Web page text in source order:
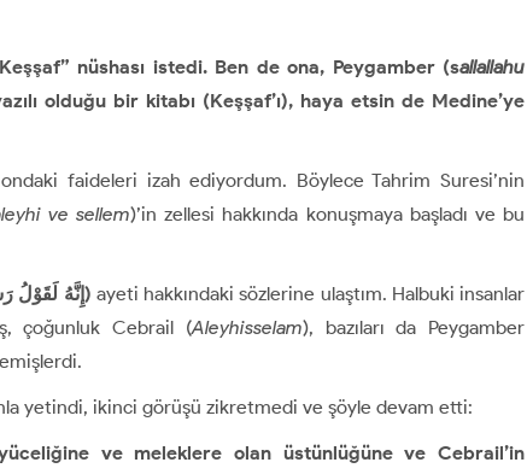
nüshası istedi. Ben de ona, Peygamber (sallallahu
olduğu bir kitabı (Keşşaf’ı), haya etsin de Medine’ye
faideleri izah ediyordum. Böylece Tahrim Suresi’nin
ve sellem)’in zellesi hakkında konuşmaya başladı ve bu
(إِنَّهُ لَقَوْلُ رَسُولٍ كَرِيمٍ) ayeti hakkındaki sözlerine ulaştım. Halbuki insanlar
çoğunluk Cebrail (Aleyhisselam), bazıları da Peygamber
yetindi, ikinci görüşü zikretmedi ve şöyle devam etti:
ve meleklere olan üstünlüğüne ve Cebrail’in